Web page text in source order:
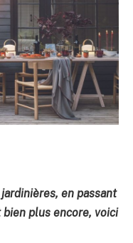
en passant
plus encore, voici